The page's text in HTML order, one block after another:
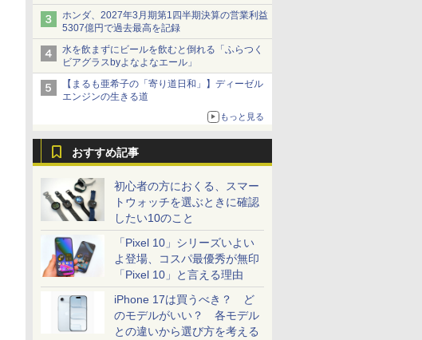
ホンダ、2027年3月期第1四半期決算の営業利益
5307億円で過去最高を記録
水を飲まずにビールを飲むと倒れる「ふらつく
ビアグラスbyよなよなエール」
【まるも亜希子の「寄り道日和」】ディーゼル
エンジンの生きる道
もっと見る
おすすめ記事
初心者の方におくる、スマー
トウォッチを選ぶときに確認
したい10のこと
「Pixel 10」シリーズいよい
よ登場、コスパ最優秀が無印
「Pixel 10」と言える理由
iPhone 17は買うべき？ ど
のモデルがいい？ 各モデル
との違いから選び方を考える